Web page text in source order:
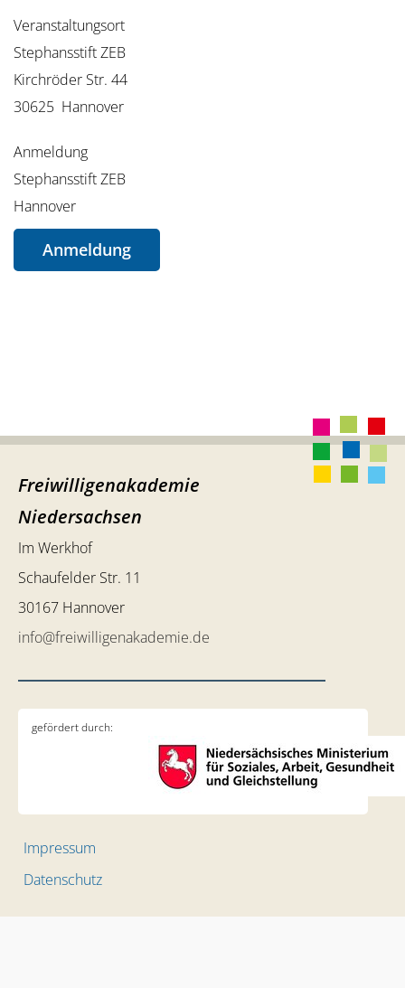
Veranstaltungsort
Stephansstift ZEB
Kirchröder Str. 44
30625 Hannover
Anmeldung
Stephansstift ZEB
Hannover
Anmeldung
Freiwilligenakademie
Niedersachsen
Im Werkhof
Schaufelder Str. 11
30167 Hannover
info@freiwilligenakademie.de
gefördert durch:
Impressum
Datenschutz